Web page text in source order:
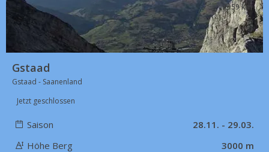
59 km
Gstaad
Gstaad - Saanenland
Jetzt geschlossen
Saison
28.11. - 29.03.
Höhe Berg
3000 m